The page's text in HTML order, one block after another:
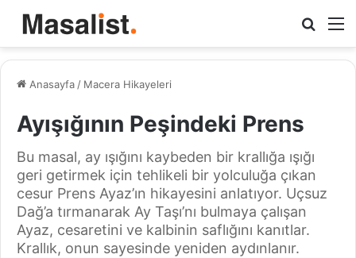
Arama
yap
Anasayfa / Macera Hikayeleri
Ayışığının Peşindeki Prens
Bu masal, ay ışığını kaybeden bir krallığa ışığı
geri getirmek için tehlikeli bir yolculuğa çıkan
cesur Prens Ayaz’ın hikayesini anlatıyor. Uçsuz
Dağ’a tırmanarak Ay Taşı’nı bulmaya çalışan
Ayaz, cesaretini ve kalbinin saflığını kanıtlar.
Krallık, onun sayesinde yeniden aydınlanır.